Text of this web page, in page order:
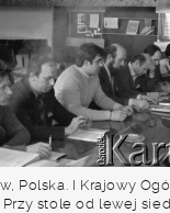
Polska. I Krajowy
Przy stole od lewej